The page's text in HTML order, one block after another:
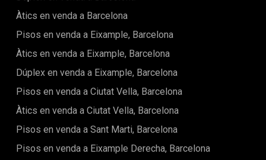
nombrosos restaurants, botigues i espais verds. També
estaràs a pocs passos del Passeig de Gràcia, amb els seus
famosos monuments, i a prop del barri animat de Gràcia,
que ofereix una vida urbana dinàmica.Aquest pis estarà
tal com es veu a les fotos, oferint un equilibri perfecte entre
Àtics en venda a Barcelona
Pisos en venda a Eixample, Barcelona
Àtics en venda a Eixample, Barcelona
Dúplex en venda a Eixample, Barcelona
Pisos en venda a Ciutat Vella, Barcelona
Àtics en venda a Ciutat Vella, Barcelona
Pisos en venda a Sant Marti, Barcelona
Pisos en venda a Eixample Derecha, Barcelona